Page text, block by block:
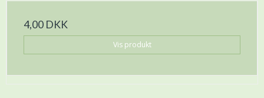
4,00 DKK
Vis produkt